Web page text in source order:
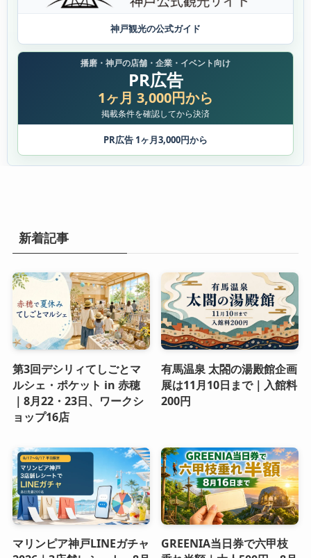
神戸観光の公式ガイド
播磨・神戸の店舗・企業・イベント向け
PR広告
1ヶ月 3,000円から
掲載条件を確認してから決済
PR広告 1ヶ月3,000円から
新着記事
第3回デシリィてしごとマ
ルシェ・ポケット in 赤穂
｜8月22・23日、ワークシ
ョップ16店
有馬温泉 太閤の湯殿館企画
展は11月10日まで｜入館料
200円
マリンピア神戸LINEガチャ
GREENIA当日券で六甲枝